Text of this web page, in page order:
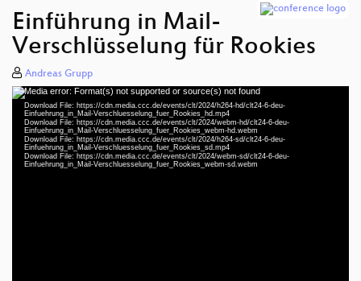
Einführung in Mail-
Verschlüsselung für Rookies
Andreas Grupp
Video
Player
Media error: Format(s) not supported or source(s) not found
Download File: https://cdn.media.ccc.de/events/clt/2024/h264-hd/clt24-6-deu-
Einfuehrung_in_Mail-Verschluesselung_fuer_Rookies_hd.mp4
Download File: https://cdn.media.ccc.de/events/clt/2024/webm-hd/clt24-6-deu-
Einfuehrung_in_Mail-Verschluesselung_fuer_Rookies_webm-hd.webm
Download File: https://cdn.media.ccc.de/events/clt/2024/h264-sd/clt24-6-deu-
Einfuehrung_in_Mail-Verschluesselung_fuer_Rookies_sd.mp4
Download File: https://cdn.media.ccc.de/events/clt/2024/webm-sd/clt24-6-deu-
Einfuehrung_in_Mail-Verschluesselung_fuer_Rookies_webm-sd.webmdeu 1080p (mp4)